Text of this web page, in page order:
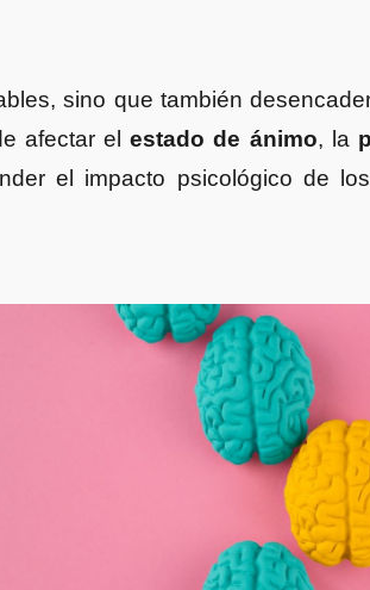
sino que también
afectar elestado de ánimo, la
el impacto psicológico de